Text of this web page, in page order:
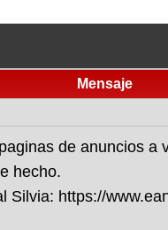
Mensaje
de anuncios
hecho.
Silvia: https://